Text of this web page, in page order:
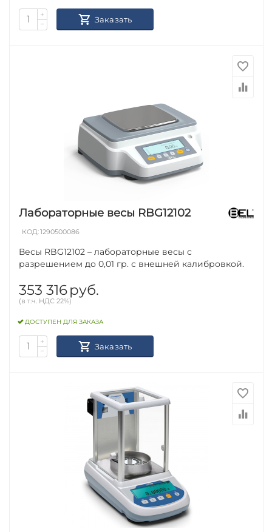
+
−
Заказать
Лабораторные весы RBG12102
КОД:1290500086
Весы RBG12102 – лабораторные весы с
разрешением до 0,01 гр. с внешней калибровкой.
353 316руб.
(в т.ч. НДС 22%)
ДОСТУПЕН ДЛЯ ЗАКАЗА
+
−
Заказать